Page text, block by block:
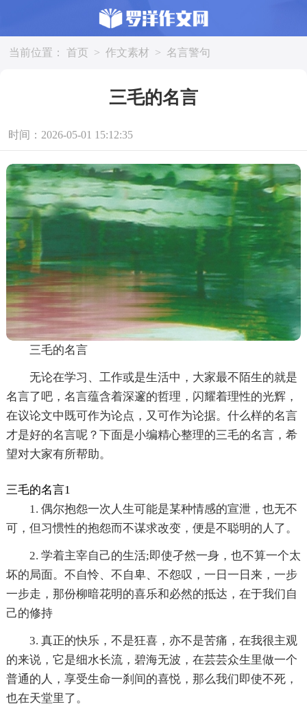
当前位置： 首页 > 作文素材 > 名言警句
三毛的名言
时间：2026-05-01 15:12:35
三毛的名言
无论在学习、工作或是生活中，大家最不陌生的就是
名言了吧，名言蕴含着深邃的哲理，闪耀着理性的光辉，
在议论文中既可作为论点，又可作为论据。什么样的名言
才是好的名言呢？下面是小编精心整理的三毛的名言，希
望对大家有所帮助。
三毛的名言1
1. 偶尔抱怨一次人生可能是某种情感的宣泄，也无不
可，但习惯性的抱怨而不谋求改变，便是不聪明的人了。
2. 学着主宰自己的生活;即使孑然一身，也不算一个太
坏的局面。不自怜、不自卑、不怨叹，一日一日来，一步
一步走，那份柳暗花明的喜乐和必然的抵达，在于我们自
己的修持
3. 真正的快乐，不是狂喜，亦不是苦痛，在我很主观
的来说，它是细水长流，碧海无波，在芸芸众生里做一个
普通的人，享受生命一刹间的喜悦，那么我们即使不死，
也在天堂里了。